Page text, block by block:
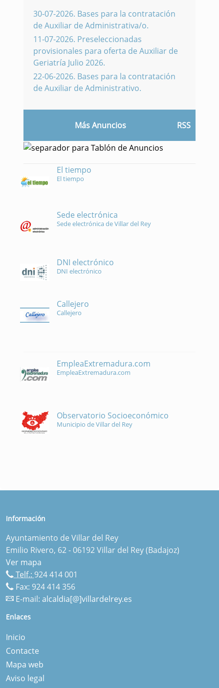
30-07-2026. Bases para la contratación
de Auxiliar de Administrativa/o.
11-07-2026. Preseleccionadas
provisionales para oferta de Auxiliar de
Geriatría Julio 2026.
22-06-2026. Bases para la contratación
de Auxiliar de Administrativo.
Más Anuncios RSS
El tiempo
El tiempo
Sede electrónica
Sede electrónica de Villar del Rey
DNI electrónico
DNI electrónico
Callejero
Callejero
EmpleaExtremadura.com
EmpleaExtremadura.com
Observatorio Socioeconómico
Municipio de Villar del Rey
Información
Ayuntamiento de Villar del Rey
Emilio Rivero, 62 - 06192 Villar del Rey (Badajoz)
Ver mapa
Telf.: 924 414 001
Fax: 924 414 356
E-mail: alcaldia[@]villardelrey.es
Enlaces
Inicio
Contacte
Mapa web
Aviso legal